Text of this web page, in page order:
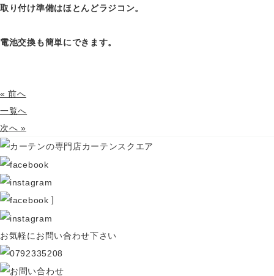
取り付け準備はほとんどラジコン。
電池交換も簡単にできます。
« 前へ
一覧へ
次へ »
]
お気軽にお問い合わせ下さい